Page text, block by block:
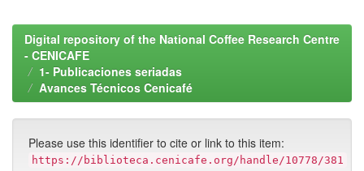
Digital repository of the National Coffee Research Centre
- CENICAFE
1- Publicaciones seriadas
Avances Técnicos Cenicafé
Please use this identifier to cite or link to this item:
https://biblioteca.cenicafe.org/handle/10778/381